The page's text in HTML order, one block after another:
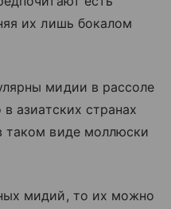
их лишь бокалом
мидии в рассоле
азиатских странах
виде моллюски
мидий, то их можно